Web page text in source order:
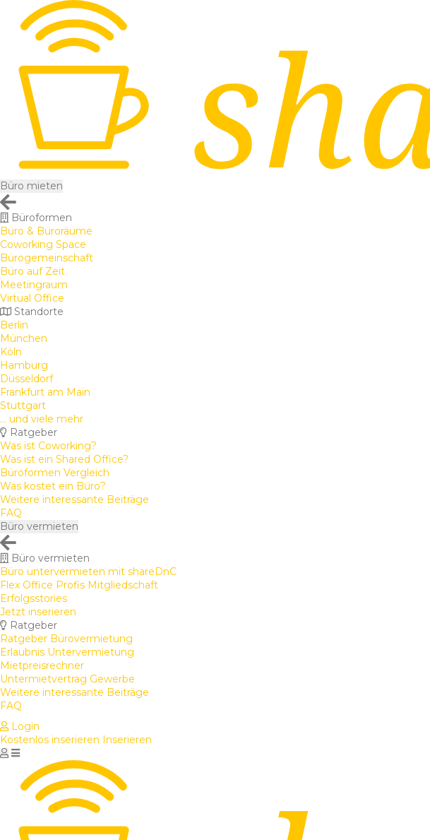
Büro mieten
Büroformen
Büro & Büroräume
Coworking Space
Bürogemeinschaft
Büro auf Zeit
Meetingraum
Virtual Office
Standorte
Berlin
München
Köln
Hamburg
Düsseldorf
Frankfurt am Main
Stuttgart
... und viele mehr
Ratgeber
Was ist Coworking?
Was ist ein Shared Office?
Büroformen Vergleich
Was kostet ein Büro?
Weitere interessante Beiträge
FAQ
Büro vermieten
Büro vermieten
Büro untervermieten mit shareDnC
Flex Office Profis Mitgliedschaft
Erfolgsstories
Jetzt inserieren
Ratgeber
Ratgeber Bürovermietung
Erlaubnis Untervermietung
Mietpreisrechner
Untermietvertrag Gewerbe
Weitere interessante Beiträge
FAQ
Login
Kostenlos inserieren Inserieren